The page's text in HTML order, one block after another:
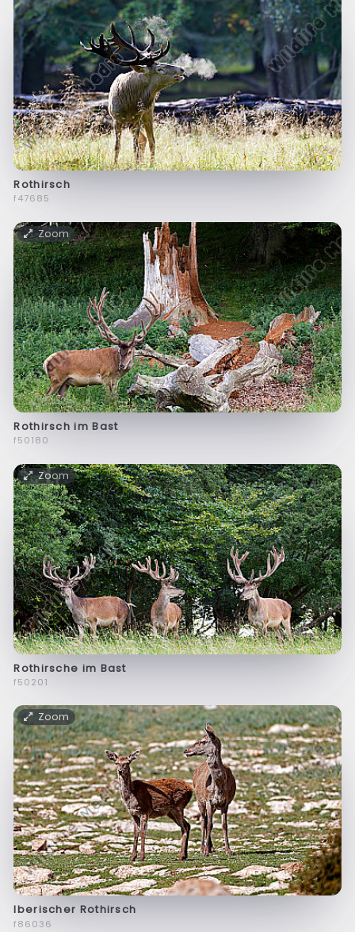
Rothirsch
f47685
Zoom
Rothirsch im Bast
f50180
Zoom
Rothirsche im Bast
f50201
Zoom
Iberischer Rothirsch
f86036